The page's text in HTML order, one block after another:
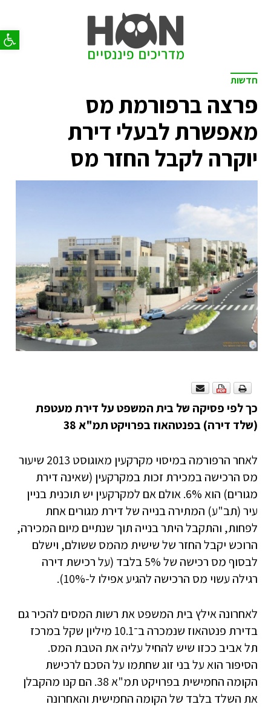
פתח
חדשות
פרצה ברפורמת מס
מאפשרת לבעלי דירת
יוקרה לקבל החזר מס
כך לפי פסיקה של בית המשפט על דירת מעטפת
(שלד דירה) בפנטהאוז בפרויקט תמ"א 38
לאחר הרפורמה במיסוי מקרקעין מאוגוסט 2013 שיעור
מס הרכישה במכירת זכות במקרקעין (שאינה דירת
מגורים) הוא 6%. אולם אם למקרקעין יש תוכנית בניין
עיר (תב"ע) המתירה בנייה של דירת מגורים אחת
לפחות, והתקבל היתר בנייה תוך שנתיים מיום המכירה,
הרוכש יקבל החזר של שישית מהמס ששולם, וישלם
לבסוף מס רכישה של 5% בלבד (על רכישת דירה
רגילה עשוי מס הרכישה להגיע אפילו ל-10%).
לאחרונה אילץ בית המשפט את רשות המסים להכיר גם
בדירת פנטהאוז שנמכרה ב־10.1 מיליון שקל במרכז
תל אביב ככזו שיש להחיל עליה את הטבת המס.
הסיפור הוא על בני זוג שחתמו על הסכם לרכישת
הקומה החמישית בפרויקט תמ"א 38. הם קנו מהקבלן
את השלד בלבד של הקומה החמישית והאחרונה